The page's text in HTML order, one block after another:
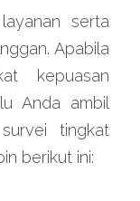
serta
Apabila
kepuasan
Anda ambil
tingkat
berikut ini: